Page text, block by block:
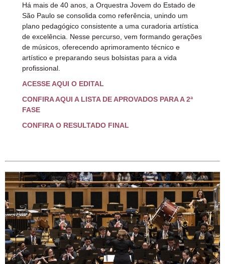
Há mais de 40 anos, a Orquestra Jovem do Estado de
São Paulo se consolida como referência, unindo um
plano pedagógico consistente a uma curadoria artística
de excelência. Nesse percurso, vem formando gerações
de músicos, oferecendo aprimoramento técnico e
artístico e preparando seus bolsistas para a vida
profissional.
ACESSE AQUI O EDITAL
CONFIRA AQUI A LISTA DE APROVADOS PARA A 2ª
FASE
CONFIRA O RESULTADO FINAL